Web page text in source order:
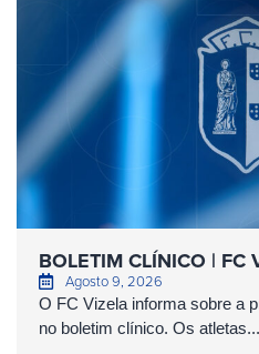
BOLETIM CLÍNICO | FC
Agosto 9, 2026
O FC Vizela informa sobre a
no boletim clínico. Os atletas...